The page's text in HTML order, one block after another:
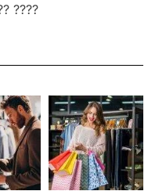
????